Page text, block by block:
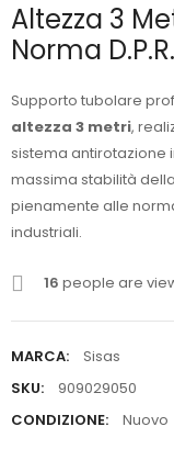
Altezza 3
Norma
Supporto tubolare
altezza 3 metri,
sistema antirotazione
massima stabilità
pienamente alle
industriali.
16 people are
MARCA:
Sisas
SKU:
909029050
CONDIZIONE:
Nuovo